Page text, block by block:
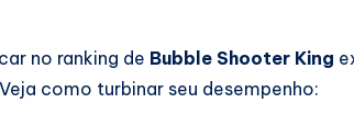
no ranking de Bubble Shooter King
como turbinar seu desempenho: